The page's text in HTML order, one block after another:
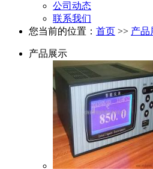
公司动态
联系我们
您当前的位置： 首页 >> 产品
产品展示